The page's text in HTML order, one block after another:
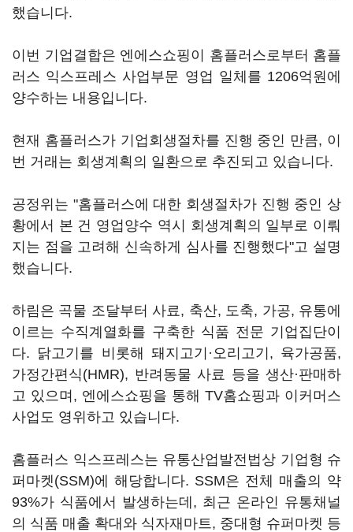
했습니다.
이번 기업결합은 엔에스쇼핑이 홈플러스로부터 홈플
러스 익스프레스 사업부문 영업 일체를 1206억원에
양수하는 내용입니다.
현재 홈플러스가 기업회생절차를 진행 중인 만큼, 이
번 거래는 회생계획의 일환으로 추진되고 있습니다.
공정위는 "홈플러스에 대한 회생절차가 진행 중인 상
황에서 본 건 영업양수 역시 회생계획의 일부로 이뤄
지는 점을 고려해 신속하게 심사를 진행했다"고 설명
했습니다.
하림은 곡물 조달부터 사료, 축산, 도축, 가공, 유통에
이르는 수직계열화를 구축한 식품 전문 기업집단이
다. 닭고기를 비롯해 돼지고기·오리고기, 육가공품,
가정간편식(HMR), 반려동물 사료 등을 생산·판매하
고 있으며, 엔에스쇼핑을 통해 TV홈쇼핑과 이커머스
사업도 영위하고 있습니다.
홈플러스 익스프레스는 유통산업발전법상 기업형 슈
퍼마켓(SSM)에 해당합니다. SSM은 전체 매출의 약
93%가 식품에서 발생하는데, 최근 온라인 유통채널
의 식품 매출 확대와 식자재마트, 중대형 슈퍼마켓 등